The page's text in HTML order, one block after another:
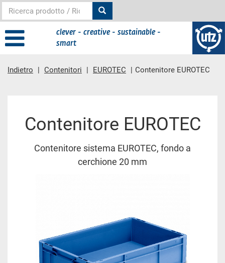
clever - creative - sustainable -
smart
Indietro Contenitori EUROTEC Contenitore EUROTEC
Contenitore EUROTEC
Contenitore sistema EUROTEC, fondo a
cerchione 20 mm